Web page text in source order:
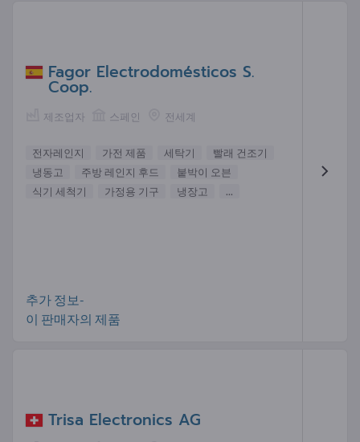
Fagor Electrodomésticos S.
Coop.
제조업자 스페인 전세계
전자레인지 가전 제품 세탁기
빨래 건조기
냉동고
주방 레인지 후드
붙박이 오븐
식기 세척기
가정용 기구 냉장고 ...
추가 정보-
이 판매자의 제품
Trisa Electronics AG